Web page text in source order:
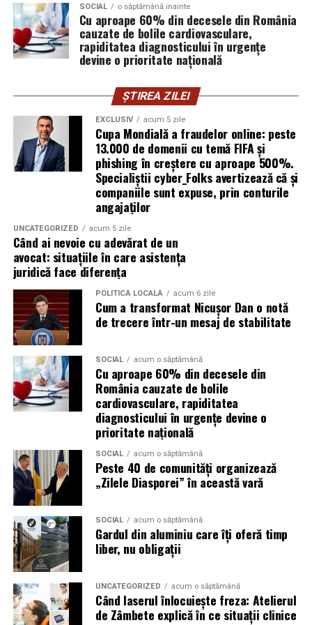
ARTICOLE PE ACEIASI TEMA:
URMATORUL
Craiova Connect – Istorie, Tradiție & Business Editia 3
NU RATATI
Cât este de sănătos ghimbirul și cum poate fi
tinerisudmuntenia.ro
Program cofinanțat din Fondul Social European+ prin
Programul Educație și Ocupare 2021 – 2027.
Conținutul acestui material nu reflectă în mod
obligatoriu poziția oficială a Uniunii Europene sau a
Guvernului României.
Informații oficiale complete despre finanțările din
fonduri structurale: mfe.gov.ro
Biletul poate fi cumparat online.
Tren
Ruta Gara de Nord – Buftea dureaza mai putin de 20 de
De la Gara Buftea pana la Domeniul Stirbey sunt
aproximativ 30 de minute de mers pe jos. Participantii
trebuie insa sa tina cont ca nu exista trenuri de
intoarcere pe timpul noptii.
Cei care aleg transportul alternativ vor gasi o parcare
special amenajata pentru biciclete chiar la intrarea in
festival.
Masinapersonala
Organizatorii recomanda utilizarea transportului public
sau a curselor speciale dedicate festivalului, intrucat nu
exista parcare destinata publicului.
Daca alegi totusi sa vii cu masina, sunt recomandate
rutele alternative Chitila – Buftea sau Corbeanca –
Buftea.
Puncte de prim ajutor
Mai multe puncte medicale vor fi disponibile in
interiorul festivalului si vor fi marcate pe harta din
aplicatia Summer Well.
Top-up rapid pentru plati in festival
Bratara de acces include un cod PIN care permite
alimentarea online a contului, direct pe platforma
Summer Well.
SOCIAL o săptămână inainte
Cu aproape 60% din decesele din România
cauzate de bolile cardiovasculare,
rapiditatea diagnosticului în urgențe
devine o prioritate națională
ȘTIREA ZILEI
EXCLUSIV acum 5 zile
Cupa Mondială a fraudelor online: peste
13.000 de domenii cu temă FIFA și
phishing în creștere cu aproape 500%.
Specialiștii cyber_Folks avertizează că și
companiile sunt expuse, prin conturile
angajaților
UNCATEGORIZED acum 5 zile
Când ai nevoie cu adevărat de un
avocat: situațiile în care asistența
juridică face diferența
POLITICĂ LOCALĂ acum 6 zile
Cum a transformat Nicușor Dan o notă
de trecere într-un mesaj de stabilitate
SOCIAL acum o săptămână
Cu aproape 60% din decesele din
România cauzate de bolile
cardiovasculare, rapiditatea
diagnosticului în urgențe devine o
prioritate națională
SOCIAL acum o săptămână
Peste 40 de comunități organizează
„Zilele Diasporei” în această vară
SOCIAL acum o săptămână
Gardul din aluminiu care îți oferă timp
liber, nu obligații
UNCATEGORIZED acum o săptămână
Când laserul înlocuiește freza: Atelierul
de Zâmbete explică în ce situații clinice